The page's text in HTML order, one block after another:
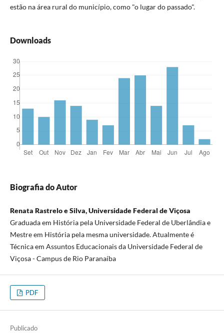
estão na área rural do município, como "o lugar do passado".
Downloads
Biografia do Autor
Renata Rastrelo e Silva, Universidade Federal de Viçosa
Graduada em História pela Universidade Federal de Uberlândia e
Mestre em História pela mesma universidade. Atualmente é
Técnica em Assuntos Educacionais da Universidade Federal de
Viçosa - Campus de Rio Paranaíba
PDF
Publicado